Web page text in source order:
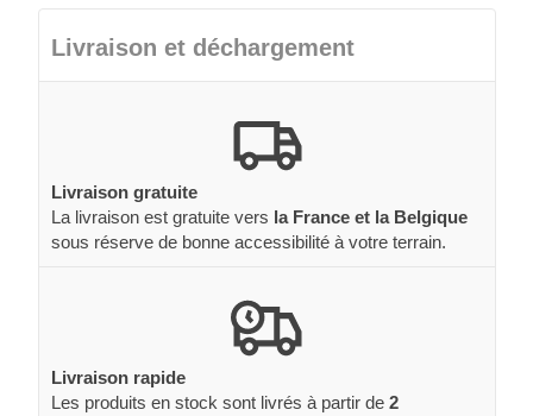
Livraison et déchargement
Livraison gratuite
La livraison est gratuite vers la France et la Belgique
sous réserve de bonne accessibilité à votre terrain.
Livraison rapide
Les produits en stock sont livrés à partir de 2